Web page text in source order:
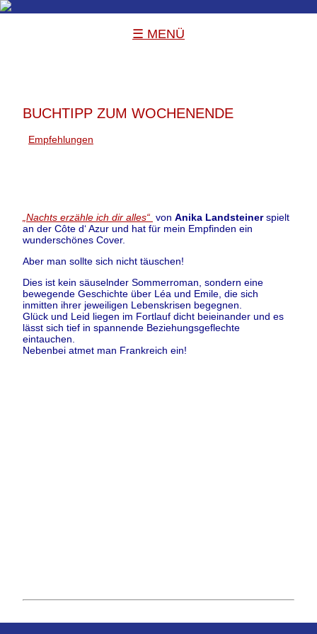
☰ MENÜ
BUCHTIPP ZUM WOCHENENDE
Empfehlungen
„Nachts erzähle ich dir alles“ von Anika Landsteinerspielt
an der Côte d‘ Azur und hat für mein Empfinden ein
wunderschönes Cover.
Aber man sollte sich nicht täuschen!
Dies ist kein säuselnder Sommerroman, sondern eine
bewegende Geschichte über Léa und Emile, die sich
inmitten ihrer jeweiligen Lebenskrisen begegnen.
Glück und Leid liegen im Fortlauf dicht beieinander und es
lässt sich tief in spannende Beziehungsgeflechte
eintauchen.
Nebenbei atmet man Frankreich ein!